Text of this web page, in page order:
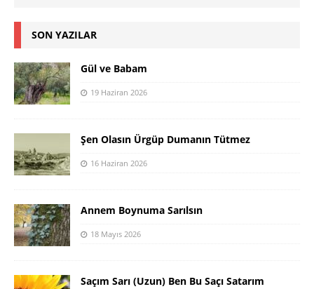
SON YAZILAR
Gül ve Babam
19 Haziran 2026
Şen Olasın Ürgüp Dumanın Tütmez
16 Haziran 2026
Annem Boynuma Sarılsın
18 Mayıs 2026
Saçım Sarı (Uzun) Ben Bu Saçı Satarım